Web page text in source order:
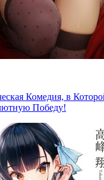
Комедия, в
Победу!